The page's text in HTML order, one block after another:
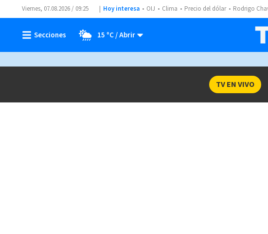
Viernes, 07.08.2026 / 09:25 Hoy interesa OIJ Clima Precio del dólar Rodrigo
15 ºC
TV EN VIVO